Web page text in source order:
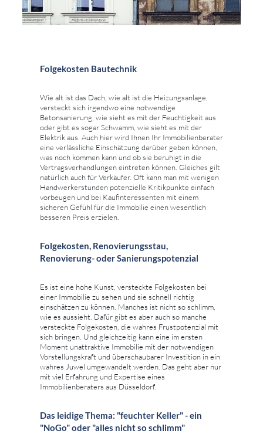
Folgekosten Bautechnik
Wie alt ist das Dach, wie alt ist die Heizungsanlage,
versteckt sich irgendwo eine notwendige
Betonsanierung, wie sieht es mit der Feuchtigkeit aus
oder gibt es sogar Schwamm, wie sieht es mit der
Elektrik aus. Auch hier wird Ihnen Ihr Immobilienberater
eine verlässliche Einschätzung darüber geben können,
was noch kommen kann und ob sie beruhigt in die
Vertragsverhandlungen eintreten können. Gleiches gilt
natürlich auch für Verkäufer. Oft kann man mit wenigen
Handwerkerstunden potenzielle Kritikpunkte einfach
vorbeugen und bei Kaufinteressenten mit einem
sicheren Gefühl für die Immobilie einen wesentlich
besseren Preis erzielen.
Folgekosten, Renovierungsstau,
Renovierung- oder Sanierungspotenzial
Es ist eine hohe Kunst, versteckte Folgekosten bei
einer Immobilie zu sehen und sie schnell richtig
einschätzen zu können. Manches ist nicht so schlimm,
wie es aussieht. Dafür gibt es aber auch so manche
versteckte Folgekosten, die wahres Frustpotenzial mit
sich bringen. Und gleichzeitig kann eine im ersten
Moment unattraktive Immobilie mit der notwendigen
Vorstellungskraft und überschaubarer Investition in ein
wahres Juwel umgewandelt werden. Das geht aber nur
mit viel Erfahrung und Expertise eines
Immobilienberaters aus Düsseldorf.
Das leidige Thema: "feuchter Keller" - ein
"NoGo" oder "alles nicht so schlimm"